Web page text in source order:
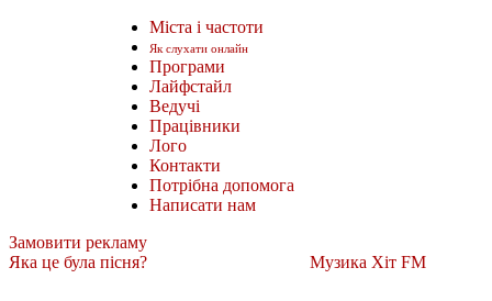
Міста і частоти
Як слухати онлайн
Програми
Лайфстайл
Ведучі
Працівники
Лого
Контакти
Потрібна допомога
Написати нам
Замовити рекламу
Яка це була пісня?
Музика Хіт FM